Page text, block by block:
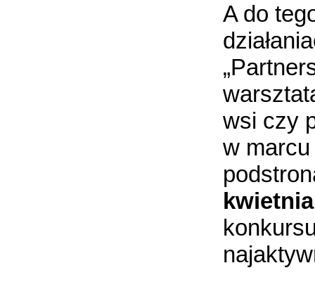
A do
wsi czy
w
kwietnia